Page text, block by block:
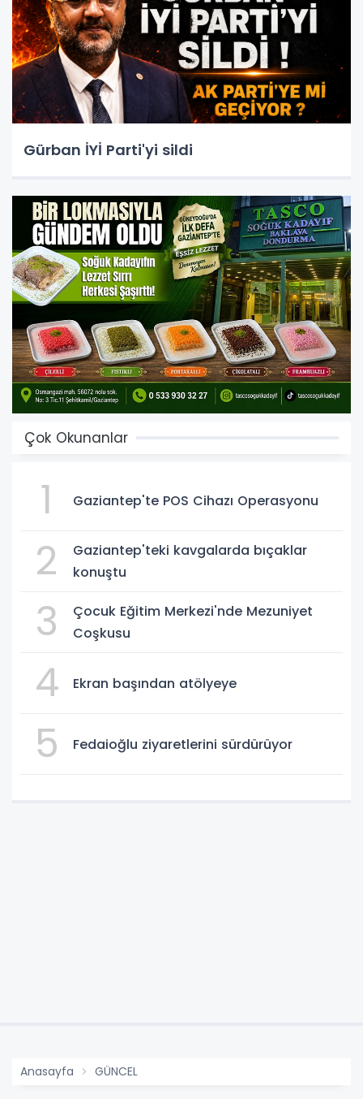
Gürban İYİ Parti'yi sildi
Çok Okunanlar
1 Gaziantep'te POS Cihazı Operasyonu
2
Gaziantep'teki kavgalarda bıçaklar
konuştu
3
Çocuk Eğitim Merkezi'nde Mezuniyet
Coşkusu
4 Ekran başından atölyeye
5 Fedaioğlu ziyaretlerini sürdürüyor
Anasayfa GÜNCEL